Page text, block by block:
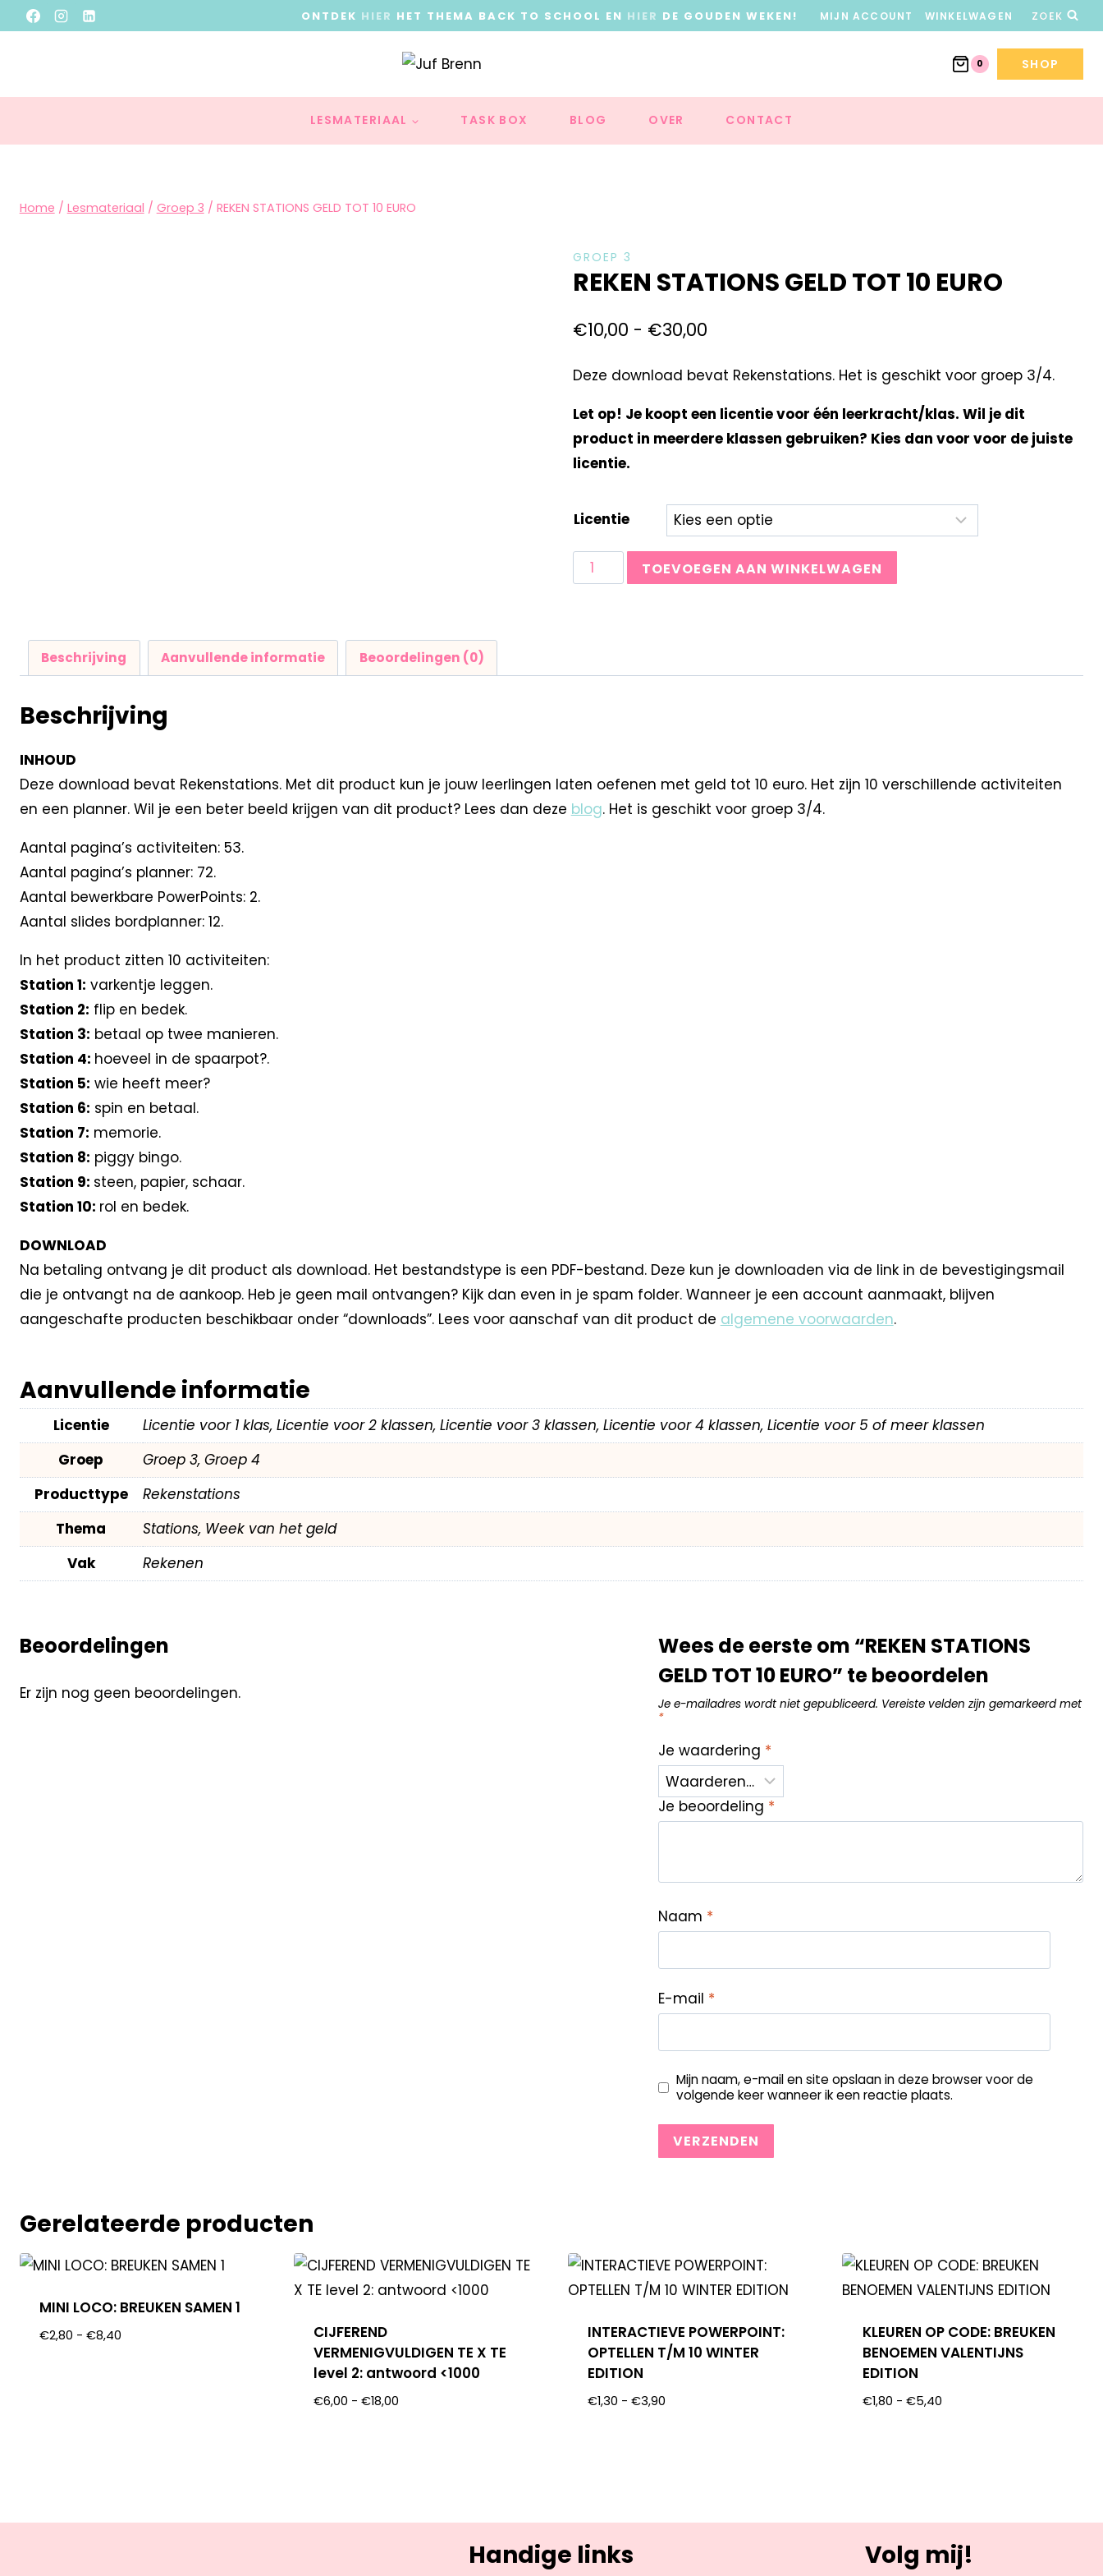
ONTDEK HIER HET THEMA BACK TO SCHOOL EN HIER DE GOUDEN WEKEN! MIJN ACCOUNT WINKELWAGEN ZOEK
0 SHOP
LESMATERIAAL TASK BOX BLOG OVER CONTACT
Home / Lesmateriaal / Groep 3 / REKEN STATIONS GELD TOT 10 EURO
GROEP 3
REKEN STATIONS GELD TOT 10 EURO
€10,00 - €30,00
Deze download bevat Rekenstations. Het is geschikt voor groep 3/4.
Let op! Je koopt een licentie voor één leerkracht/klas. Wil je dit
product in meerdere klassen gebruiken? Kies dan voor voor de juiste
licentie.
Licentie
TOEVOEGEN AAN WINKELWAGEN
Beschrijving Aanvullende informatie Beoordelingen (0)
Beschrijving
INHOUD
Deze download bevat Rekenstations. Met dit product kun je jouw leerlingen laten oefenen met geld tot 10 euro. Het zijn 10 verschillende activiteiten
en een planner. Wil je een beter beeld krijgen van dit product? Lees dan deze blog. Het is geschikt voor groep 3/4.
Aantal pagina’s activiteiten: 53.
Aantal pagina’s planner: 72.
Aantal bewerkbare PowerPoints: 2.
Aantal slides bordplanner: 12.
In het product zitten 10 activiteiten:
Station 1: varkentje leggen.
Station 2: flip en bedek.
Station 3: betaal op twee manieren.
Station 4: hoeveel in de spaarpot?.
Station 5: wie heeft meer?
Station 6: spin en betaal.
Station 7: memorie.
Station 8: piggy bingo.
Station 9: steen, papier, schaar.
Station 10: rol en bedek.
DOWNLOAD
Na betaling ontvang je dit product als download. Het bestandstype is een PDF-bestand. Deze kun je downloaden via de link in de bevestigingsmail
die je ontvangt na de aankoop. Heb je geen mail ontvangen? Kijk dan even in je spam folder. Wanneer je een account aanmaakt, blijven
aangeschafte producten beschikbaar onder “downloads”. Lees voor aanschaf van dit product de algemene voorwaarden.
Aanvullende informatie
Licentie
Licentie voor 1 klas, Licentie voor 2 klassen, Licentie voor 3 klassen, Licentie voor 4 klassen, Licentie voor 5 of meer klassen
Groep
Groep 3, Groep 4
Producttype
Rekenstations
Thema
Stations, Week van het geld
Vak
Rekenen
Beoordelingen
Er zijn nog geen beoordelingen.
Wees de eerste om “REKEN STATIONS
GELD TOT 10 EURO” te beoordelen
Je e-mailadres wordt niet gepubliceerd. Vereiste velden zijn gemarkeerd met
*
Je waardering *
Je beoordeling *
Naam *
E-mail *
Mijn naam, e-mail en site opslaan in deze browser voor de
volgende keer wanneer ik een reactie plaats.
Gerelateerde producten
MINI LOCO: BREUKEN SAMEN 1
€2,80 - €8,40
CIJFEREND
VERMENIGVULDIGEN TE X TE
level 2: antwoord <1000
€6,00 - €18,00
INTERACTIEVE POWERPOINT:
OPTELLEN T/M 10 WINTER
EDITION
€1,30 - €3,90
KLEUREN OP CODE: BREUKEN
BENOEMEN VALENTIJNS
EDITION
€1,80 - €5,40
Handige links Volg mij!